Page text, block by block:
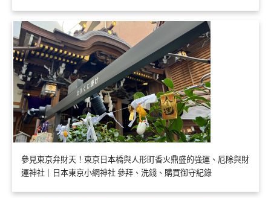
參見東京弁財天！東京日本橋與人形町香火鼎盛的強運、厄除與財
運神社｜日本東京小網神社 參拜、洗錢、購買御守紀錄